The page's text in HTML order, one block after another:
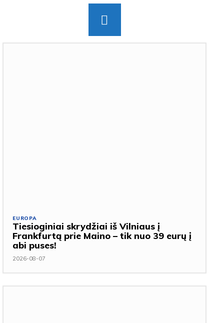
EUROPA
Tiesioginiai skrydžiai iš Vilniaus į
Frankfurtą prie Maino – tik nuo 39 eurų į
abi puses!
2026-08-07